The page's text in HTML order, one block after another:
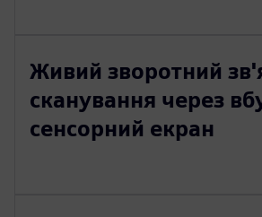
Живий зворотний
сканування через
сенсорний екран